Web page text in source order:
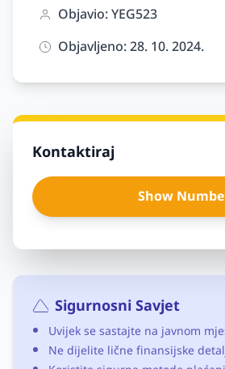
Objavio: YEG523
Objavljeno: 28. 10. 2024.
Kontaktiraj
Show
Sigurnosni Savjet
Uvijek se sastajte na javnom
Ne dijelite lične finansijske